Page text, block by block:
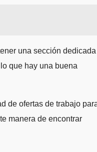
una sección
que hay una buena
de ofertas de trabajo
manera de encontrar